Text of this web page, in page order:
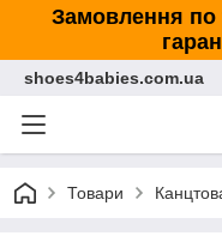
Замовлення по
shoes4babies.com.ua
Товари